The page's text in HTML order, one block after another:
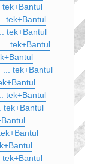
tek+Bantul
tek+Bantul
tek+Bantul
tek+Bantul
... tek+Bantul
tek+Bantul
tek+Bantul
tek+Bantul